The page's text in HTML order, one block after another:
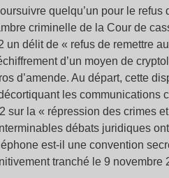
quelqu’un pour le
criminelle de la Cour de
un délit de « refus de remettre
d’un moyen de
d’amende. Au départ, cette
les communications
sur la « répression des crimes
débats juridiques
est-il une convention
tranché le 9 novembre